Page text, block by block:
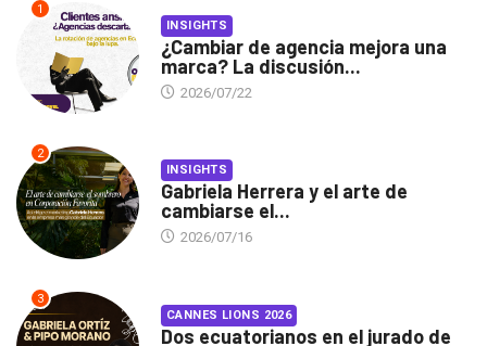
1
INSIGHTS
¿Cambiar de agencia mejora una
marca? La discusión...
2026/07/22
2
INSIGHTS
Gabriela Herrera y el arte de
cambiarse el...
2026/07/16
3
CANNES LIONS 2026
Dos ecuatorianos en el jurado de